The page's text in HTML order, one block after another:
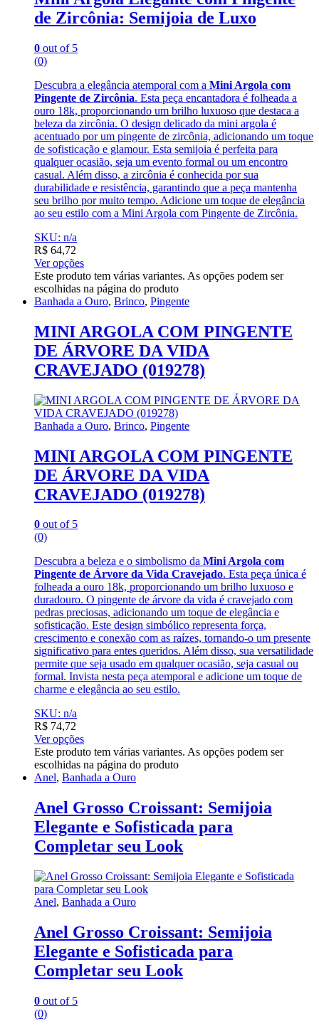
de Zircônia: Semijoia de Luxo
0 out of 5
(0)
Descubra a elegância atemporal com a Mini Argola com
Pingente de Zircônia. Esta peça encantadora é folheada a
ouro 18k, proporcionando um brilho luxuoso que destaca a
beleza da zircônia. O design delicado da mini argola é
acentuado por um pingente de zircônia, adicionando um toque
de sofisticação e glamour. Esta semijoia é perfeita para
qualquer ocasião, seja um evento formal ou um encontro
casual. Além disso, a zircônia é conhecida por sua
durabilidade e resistência, garantindo que a peça mantenha
seu brilho por muito tempo. Adicione um toque de elegância
ao seu estilo com a Mini Argola com Pingente de Zircônia.
SKU: n/a
R$ 64,72
Ver opções
Este produto tem várias variantes. As opções podem ser
escolhidas na página do produto
Banhada a Ouro, Brinco, Pingente
MINI ARGOLA COM PINGENTE
DE ÁRVORE DA VIDA
CRAVEJADO (019278)
Banhada a Ouro, Brinco, Pingente
MINI ARGOLA COM PINGENTE
DE ÁRVORE DA VIDA
CRAVEJADO (019278)
0 out of 5
(0)
Descubra a beleza e o simbolismo da Mini Argola com
Pingente de Árvore da Vida Cravejado. Esta peça única é
folheada a ouro 18k, proporcionando um brilho luxuoso e
duradouro. O pingente de árvore da vida é cravejado com
pedras preciosas, adicionando um toque de elegância e
sofisticação. Este design simbólico representa força,
crescimento e conexão com as raízes, tornando-o um presente
significativo para entes queridos. Além disso, sua versatilidade
permite que seja usado em qualquer ocasião, seja casual ou
formal. Invista nesta peça atemporal e adicione um toque de
charme e elegância ao seu estilo.
SKU: n/a
R$ 74,72
Ver opções
Este produto tem várias variantes. As opções podem ser
escolhidas na página do produto
Anel, Banhada a Ouro
Anel Grosso Croissant: Semijoia
Elegante e Sofisticada para
Completar seu Look
Anel, Banhada a Ouro
Anel Grosso Croissant: Semijoia
Elegante e Sofisticada para
Completar seu Look
0 out of 5
(0)